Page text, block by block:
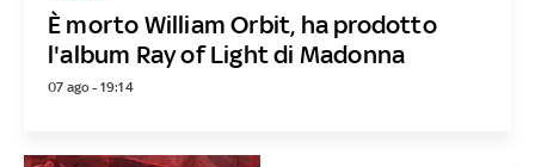
È morto William Orbit, ha prodotto
l'album Ray of Light di Madonna
07 ago - 19:14